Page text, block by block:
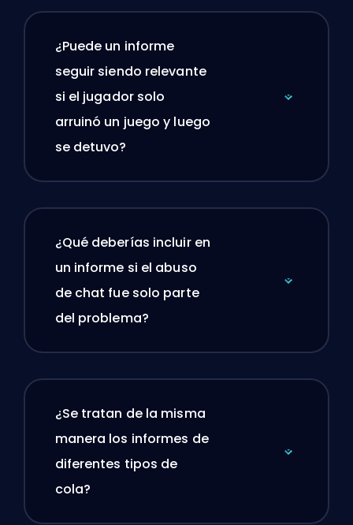
¿Puede un informe
seguir siendo relevante
si el jugador solo
arruinó un juego y luego
se detuvo?
¿Qué deberías incluir en
un informe si el abuso
de chat fue solo parte
del problema?
¿Se tratan de la misma
manera los informes de
diferentes tipos de
cola?